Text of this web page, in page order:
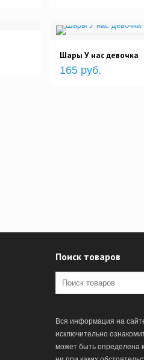
Шары У нас девочка
165 руб.
Поиск товаров
Вся информация на
исключительно
может быть определена